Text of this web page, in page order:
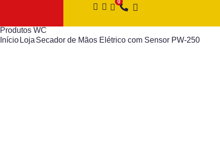
Produtos WC
Início Loja Secador de Mãos Elétrico com Sensor PW-250